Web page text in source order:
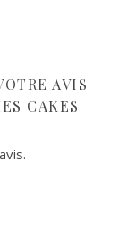
AVIS
CAKES